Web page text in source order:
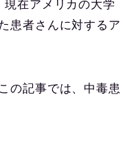
在アメリカの大学
患者さんに対するア
の記事では、中毒患